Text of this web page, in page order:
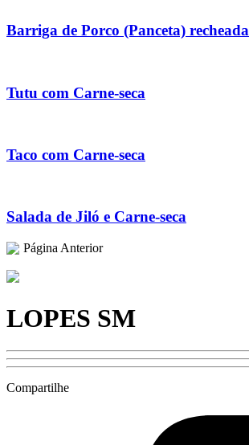
Barriga de Porco (Panceta) recheada
Tutu com Carne-seca
Taco com Carne-seca
Salada de Jiló e Carne-seca
Página Anterior
LOPES SM
Compartilhe